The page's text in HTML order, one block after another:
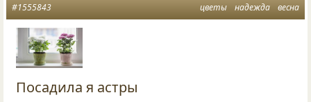
цветы надежда весна
#1555843
Посадила я астры